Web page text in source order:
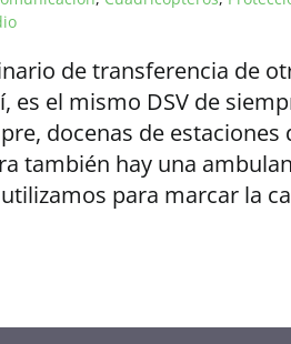
de transferencia de
el mismo DSV de
docenas de estaciones
también hay una
para marcar la